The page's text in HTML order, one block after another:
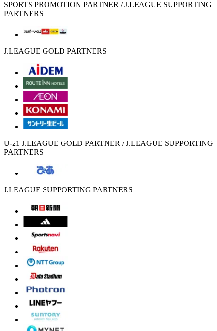
SPORTS PROMOTION PARTNER / J.LEAGUE SUPPORTING
PARTNERS
J.LEAGUE GOLD PARTNERS
U-21 J.LEAGUE GOLD PARTNER / J.LEAGUE SUPPORTING
PARTNERS
J.LEAGUE SUPPORTING PARTNERS